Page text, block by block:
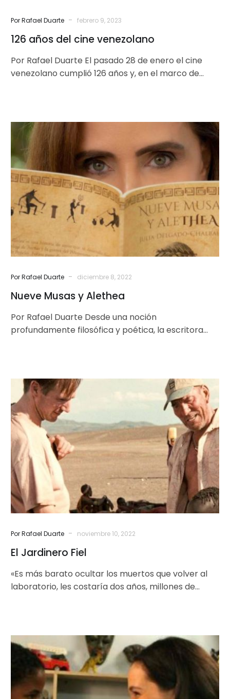
Por Rafael Duarte - febrero 9, 2023
126 años del cine venezolano
Por Rafael Duarte El pasado 28 de enero el cine
venezolano cumplió 126 años y, en el marco de
y
Alethea
Por Rafael Duarte - diciembre 8, 2022
Nueve Musas y Alethea
Por Rafael Duarte Desde una noción
profundamente filosófica y poética, la escritora
Por Rafael Duarte - noviembre 10, 2022
El Jardinero Fiel
«Es más barato ocultar los muertos que volver al
laboratorio, les costaría dos años, millones de
Inspirada
en
hechos
reales:
“Vete